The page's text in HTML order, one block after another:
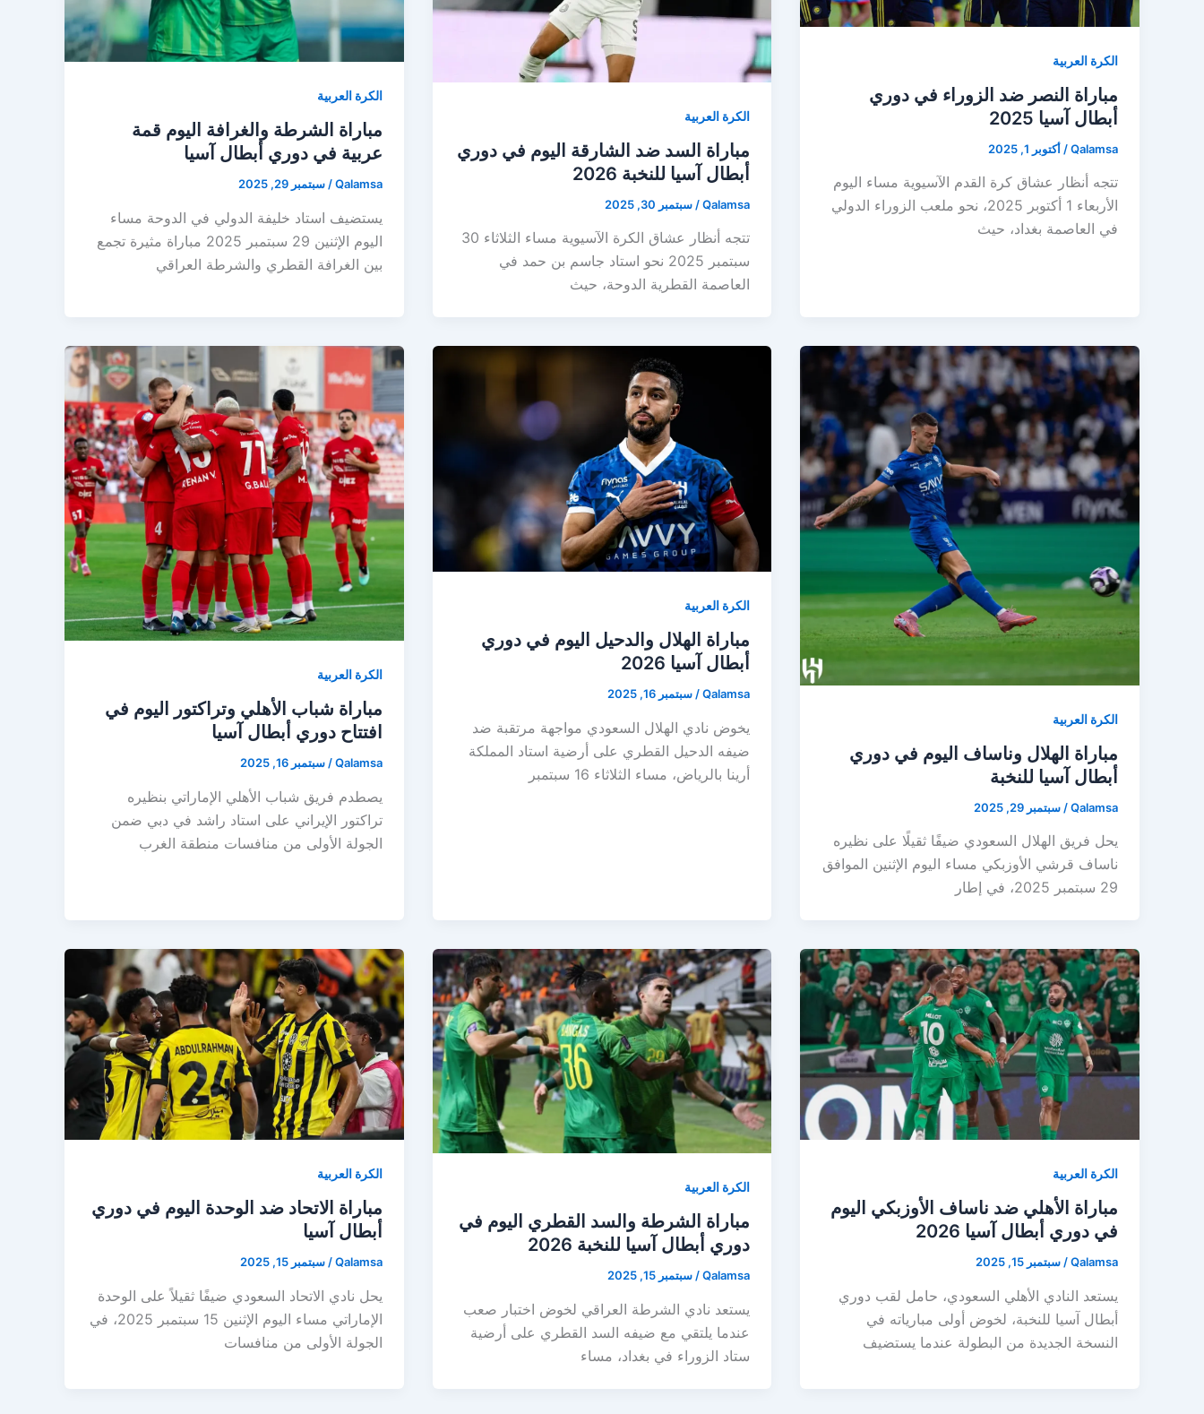
الكرة العربية
مباراة النصر ضد الزوراء في دوري
أبطال آسيا 2025
Qalamsa
/ أكتوبر 1, 2025
تتجه أنظار عشاق كرة القدم الآسيوية مساء اليوم
الأربعاء 1 أكتوبر 2025، نحو ملعب الزوراء الدولي
في العاصمة بغداد، حيث
الكرة العربية
مباراة السد ضد الشارقة اليوم في دوري
أبطال آسيا للنخبة 2026
Qalamsa
/ سبتمبر 30, 2025
تتجه أنظار عشاق الكرة الآسيوية مساء الثلاثاء 30
سبتمبر 2025 نحو استاد جاسم بن حمد في
العاصمة القطرية الدوحة، حيث
الكرة العربية
مباراة الشرطة والغرافة اليوم قمة
عربية في دوري أبطال آسيا
Qalamsa
/سبتمبر 29, 2025
يستضيف استاد خليفة الدولي في الدوحة مساء
اليوم الإثنين 29 سبتمبر 2025 مباراة مثيرة تجمع
بين الغرافة القطري والشرطة العراقي
الكرة العربية
مباراة الهلال وناساف اليوم في دوري
أبطال آسيا للنخبة
Qalamsa
/ سبتمبر 29, 2025
يحل فريق الهلال السعودي ضيفًا ثقيلًا على نظيره
ناساف قرشي الأوزبكي مساء اليوم الإثنين الموافق
29 سبتمبر 2025، في إطار
الكرة العربية
مباراة الهلال والدحيل اليوم في دوري
أبطال آسيا 2026
Qalamsa
/ سبتمبر 16, 2025
يخوض نادي الهلال السعودي مواجهة مرتقبة ضد
ضيفه الدحيل القطري على أرضية استاد المملكة
أرينا بالرياض، مساء الثلاثاء 16 سبتمبر
الكرة العربية
مباراة شباب الأهلي وتراكتور اليوم في
افتتاح دوري أبطال آسيا
Qalamsa
/سبتمبر 16, 2025
يصطدم فريق شباب الأهلي الإماراتي بنظيره
تراكتور الإيراني على استاد راشد في دبي ضمن
الجولة الأولى من منافسات منطقة الغرب
الكرة العربية
مباراة الأهلي ضد ناساف الأوزبكي اليوم
في دوري أبطال آسيا 2026
Qalamsa
/ سبتمبر 15, 2025
يستعد النادي الأهلي السعودي، حامل لقب دوري
أبطال آسيا للنخبة، لخوض أولى مبارياته في
النسخة الجديدة من البطولة عندما يستضيف
الكرة العربية
مباراة الشرطة والسد القطري اليوم في
دوري أبطال آسيا للنخبة 2026
Qalamsa
/ سبتمبر 15, 2025
يستعد نادي الشرطة العراقي لخوض اختبار صعب
عندما يلتقي مع ضيفه السد القطري على أرضية
ستاد الزوراء في بغداد، مساء
الكرة العربية
مباراة الاتحاد ضد الوحدة اليوم في دوري
أبطال آسيا
Qalamsa
/سبتمبر 15, 2025
يحل نادي الاتحاد السعودي ضيفًا ثقيلاً على الوحدة
الإماراتي مساء اليوم الإثنين 15 سبتمبر 2025، في
الجولة الأولى من منافسات